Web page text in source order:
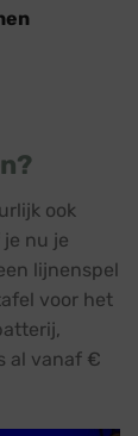
ook
nu je
lijnenspel
voor het
al vanaf €